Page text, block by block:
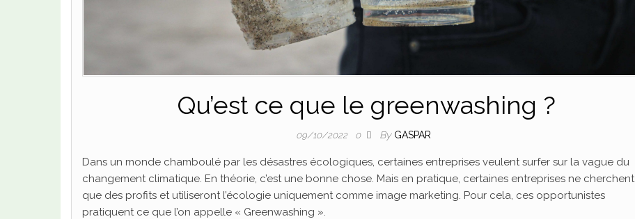
Qu’est ce que le greenwashing ?
09/10/2022 0 By GASPAR
Dans un monde chamboulé par les désastres écologiques, certaines entreprises veulent surfer sur la vague du
changement climatique. En théorie, c’est une bonne chose. Mais en pratique, certaines entreprises ne cherchent
que des profits et utiliseront l’écologie uniquement comme image marketing. Pour cela, ces opportunistes
pratiquent ce que l’on appelle « Greenwashing ».